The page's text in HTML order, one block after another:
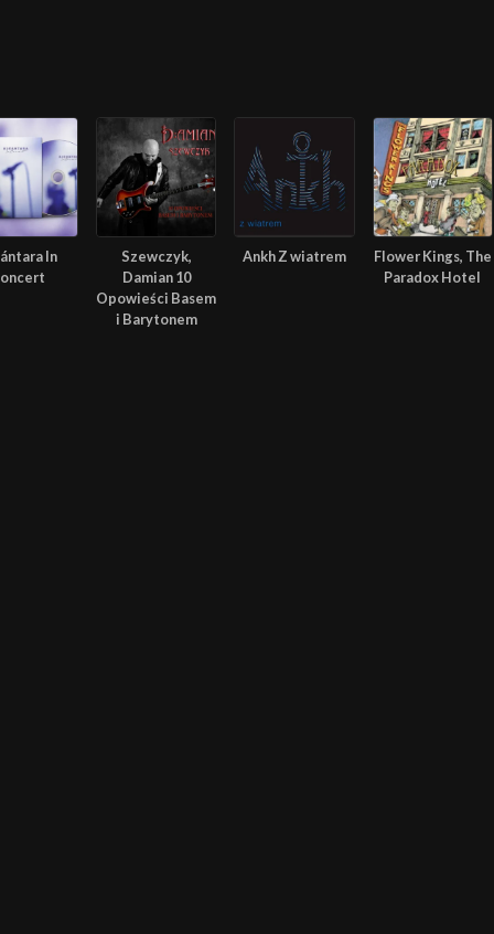
In
Szewczyk,
Damian 10
Opowieści Basem
i Barytonem
Ankh Z wiatrem
Flower Kings, The
Paradox Hotel